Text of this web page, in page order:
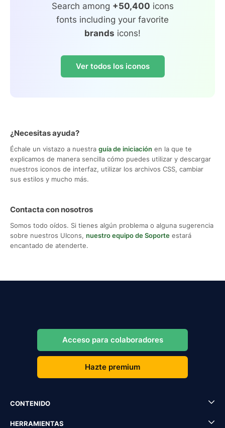
Search among +50,400 icons
fonts including your favorite
brands icons!
Ver todos los iconos
¿Necesitas ayuda?
Échale un vistazo a nuestra guía de iniciación en la que te
explicamos de manera sencilla cómo puedes utilizar y descargar
nuestros iconos de interfaz, utilizar los archivos CSS, cambiar
sus estilos y mucho más.
Contacta con nosotros
Somos todo oídos. Si tienes algún problema o alguna sugerencia
sobre nuestros UIcons, nuestro equipo de Soporte estará
encantado de atenderte.
Acceso para colaboradores
Hazte premium
CONTENIDO
HERRAMIENTAS